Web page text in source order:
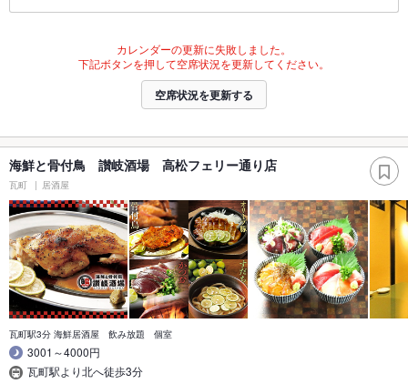
カレンダーの更新に失敗しました。
下記ボタンを押して空席状況を更新してください。
空席状況を更新する
海鮮と骨付鳥 讃岐酒場 高松フェリー通り店
瓦町 居酒屋
瓦町駅3分 海鮮居酒屋 飲み放題 個室
3001～4000円
瓦町駅より北へ徒歩3分